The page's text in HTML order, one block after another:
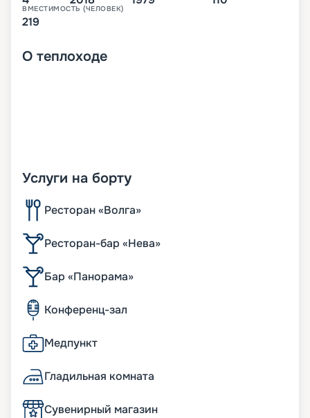
ВМЕСТИМОСТЬ (ЧЕЛОВЕК)
219
О теплоходе
Услуги на борту
Ресторан «Волга»
Ресторан-бар «Нева»
Бар «Панорама»
Конференц-зал
Медпункт
Гладильная комната
Сувенирный магазин